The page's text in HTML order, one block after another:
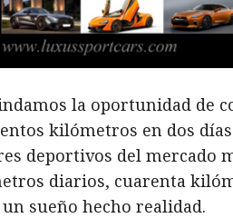
la oportunidad de
kilómetros en dos
deportivos del mercado
diarios, cuarenta
sueño hecho realidad.